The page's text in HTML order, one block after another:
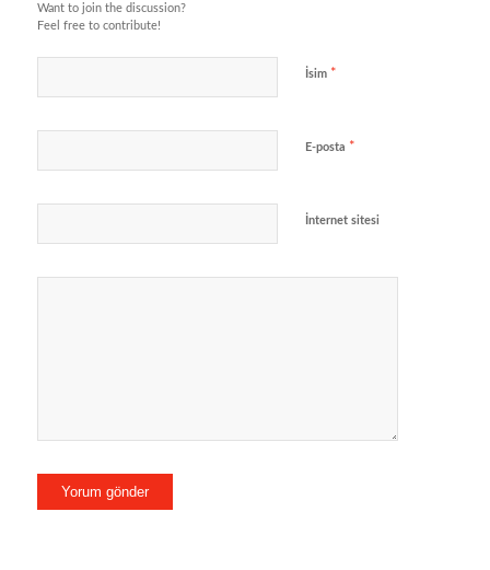
Want to join the discussion?
Feel free to contribute!
İsim *
E-posta *
İnternet sitesi